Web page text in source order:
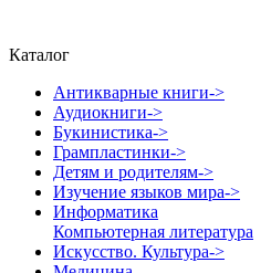
Каталог
Антикварные книги->
Аудиокниги->
Букинистика->
Грампластинки->
Детям и родителям->
Изучение языков мира->
Информатика
Компьютерная литература
Искусство. Культура->